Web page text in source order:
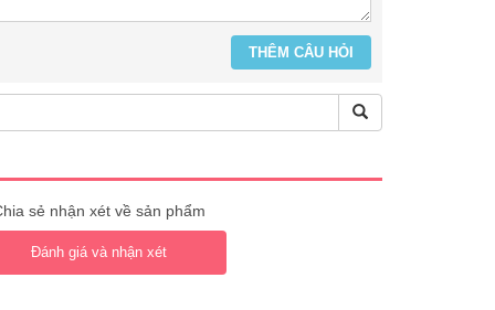
sẻ nhận xét về sản phẩm
Đánh giá và nhận xét